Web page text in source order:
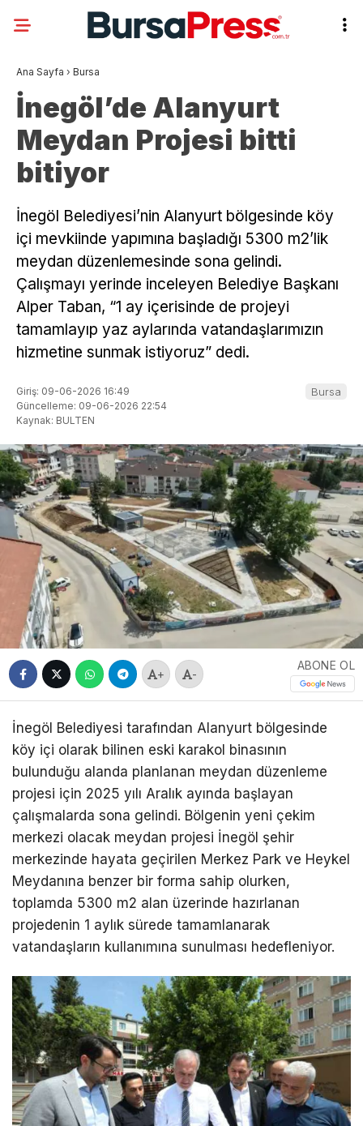
Ana Sayfa › Bursa
İnegöl’de Alanyurt
Meydan Projesi bitti
bitiyor
İnegöl Belediyesi’nin Alanyurt bölgesinde köy
içi mevkiinde yapımına başladığı 5300 m2’lik
meydan düzenlemesinde sona gelindi.
Çalışmayı yerinde inceleyen Belediye Başkanı
Alper Taban, “1 ay içerisinde de projeyi
tamamlayıp yaz aylarında vatandaşlarımızın
hizmetine sunmak istiyoruz” dedi.
Giriş: 09-06-2026 16:49
Güncelleme: 09-06-2026 22:54
Kaynak: BULTEN
Bursa
+ -
ABONE OL
İnegöl Belediyesi tarafından Alanyurt bölgesinde
köy içi olarak bilinen eski karakol binasının
bulunduğu alanda planlanan meydan düzenleme
projesi için 2025 yılı Aralık ayında başlayan
çalışmalarda sona gelindi. Bölgenin yeni çekim
merkezi olacak meydan projesi İnegöl şehir
merkezinde hayata geçirilen Merkez Park ve Heykel
Meydanına benzer bir forma sahip olurken,
toplamda 5300 m2 alan üzerinde hazırlanan
projedenin 1 aylık sürede tamamlanarak
vatandaşların kullanımına sunulması hedefleniyor.